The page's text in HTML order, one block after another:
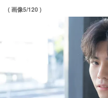
( 画像5/120 )